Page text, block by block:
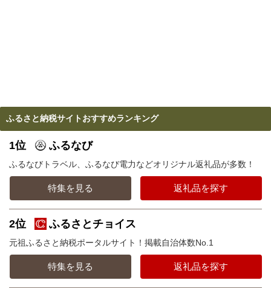
ふるさと納税サイトおすすめランキング
1位 ふるなび
ふるなびトラベル、ふるなび電力などオリジナル返礼品が多数！
特集を見る 返礼品を探す
2位 ふるさとチョイス
元祖ふるさと納税ポータルサイト！掲載自治体数No.1
特集を見る 返礼品を探す